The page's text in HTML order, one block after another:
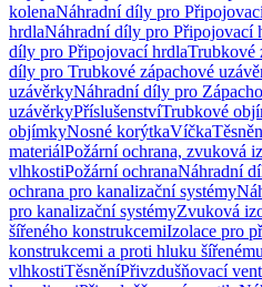
kolenaNáhradní díly pro
hrdlaNáhradní díly pro Připojovací
díly pro Připojovací hrdlaTrubkové
díly pro Trubkové zápachové
uzávěrkyNáhradní díly pro
uzávěrkyPříslušenstvíTrubkové
objímkyNosné korýtkaVíčka
materiálPožární ochrana, zvuková
vlhkostiPožární ochranaNáhradní
ochrana pro kanalizační systémy
pro kanalizační systémyZvuková
šířeného konstrukcemiIzolace pro
konstrukcemi a proti hluku
vlhkostiTěsněníPřivzdušňovací